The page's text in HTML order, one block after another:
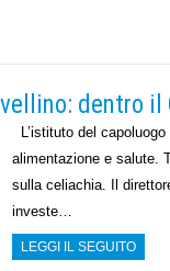
dentro
L’istituto del
alimentazione e salute.
sulla celiachia. Il
investe…
LEGGI IL SEGUITO